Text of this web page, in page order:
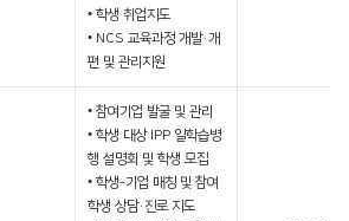
• 학생 취업지도
• NCS 교육과정 개발·개
편 및 관리지원
• 참여기업 발굴 및 관리
• 학생 대상 IPP 일학습병
행 설명회 및 학생 모집
• 학생-기업 매칭 및 참여
학생 상담·진로 지도